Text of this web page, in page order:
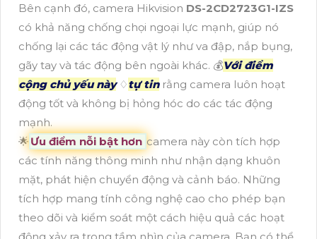
Bên cạnh đó, camera Hikvision DS-2CD2723G1-IZS
có khả năng chống chọi ngoại lực mạnh, giúp nó
chống lại các tác động vật lý như va đập, nắp bụng,
gãy tay và tác động bên ngoài khác. 💰Với điểm
cộng chủ yếu này♢tự tinrằng camera luôn hoạt
động tốt và không bị hỏng hóc do các tác động
mạnh.
🌟 Ưu điểm nỗi bật hơn camera này còn tích hợp
các tính năng thông minh như nhận dạng khuôn
mặt, phát hiện chuyển động và cảnh báo. Những
tích hợp mang tính công nghệ cao cho phép bạn
theo dõi và kiểm soát một cách hiệu quả các hoạt